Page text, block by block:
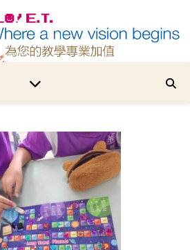
為您的教學專業加值